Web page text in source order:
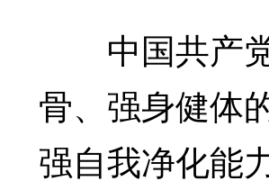
中国共产党
骨、强身健体
强自我净化能